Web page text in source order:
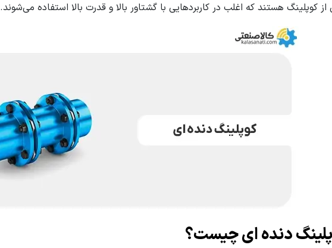
از کوپلینگ هستند که اغلب در کاربردهایی با گشتاور بالا و قدرت بالا استفاده می‌شوند.
دنده ای چیست؟